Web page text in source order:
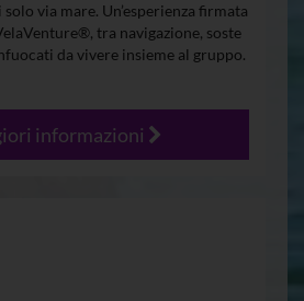
via mare. Un’esperienza firmata
tra navigazione, soste
da vivere insieme al gruppo.
informazioni